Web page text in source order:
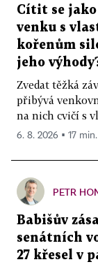
Cítit se
venku s
kořenům
jeho
Zvedat těžká
přibývá
na nich cvičí s
6. 8. 2026 ▪ 17
PETR
Babišův
senátních
27 křesel v